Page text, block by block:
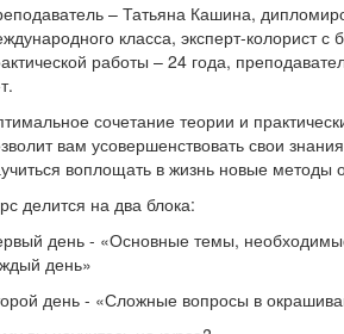
– Татьяна Кашина,
класса, эксперт-колорист
работы – 24 года,
сочетание теории и
вам усовершенствовать свои
воплощать в жизнь новые методы
делится на два блока:
день - «Основные темы,
день»
день - «Сложные вопросы в